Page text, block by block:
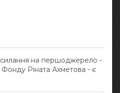
на першоджерело -
Ріната Ахметова - є